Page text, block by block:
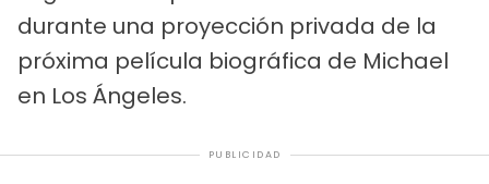
durante una proyección privada de la
próxima película biográfica de Michael
en Los Ángeles.
PUBLICIDAD